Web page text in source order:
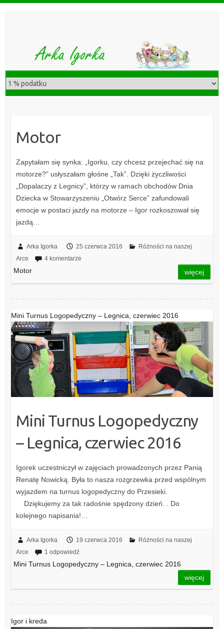
Motor
Zapytałam się synka: „Igorku, czy chcesz przejechać się na
motorze?” usłyszałam głośne „Tak”. Dzięki życzliwości
„Dopalaczy z Legnicy”, którzy w ramach obchodów Dnia
Dziecka w Stowarzyszeniu „Otwórz Serce” zafundowali
emocje w postaci jazdy na motorze – Igor rozkoszował się
jazdą…
Arka Igorka 25 czerwca 2016
Różności na naszej
Arce
4 komentarze
Motor więcej
Mini Turnus Logopedyczny – Legnica, czerwiec 2016
Mini Turnus Logopedyczny
– Legnica, czerwiec 2016
Igorek uczestniczył w zajęciach prowadzonych przez Panią
Renatę Nowicką. Była to nasza rozgrzewka przed wspólnym
wyjazdem na turnus logopedyczny do Przesieki.
Dziękujemy za tak radośnie spędzony dzień. . Do
kolejnego napisania!…
Arka Igorka 19 czerwca 2016
Różności na naszej
Arce
1 odpowiedź
Mini Turnus Logopedyczny – Legnica, czerwiec 2016
więcej
Igor i kreda